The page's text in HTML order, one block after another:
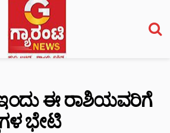
ಈ ರಾಶಿಯವರಿಗೆ
ಭೇಟಿ